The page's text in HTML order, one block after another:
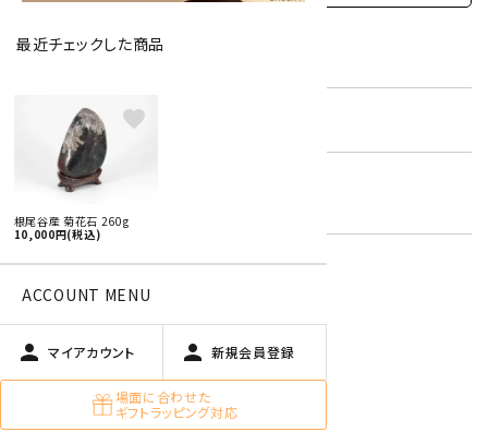
最近チェックした商品
根尾谷産 菊花石 260g
10,000円(税込)
favorite
ACCOUNT MENU
person マイアカウント person 新規会員登録
場面に合わせた
ギフトラッピング対応
型番: chs-01
在庫状況: 残り1です
キーワード:
特定商取引法に基づく表記 (返品など)
買い物を続ける